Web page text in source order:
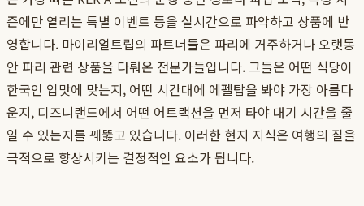
즌에만 열리는 특별 이벤트 등을 실시간으로 파악하고 상품에 반
영합니다. 마이리얼트립의 파트너들은 파리에 거주하거나 오랫동
안 파리 관련 상품을 다뤄온 전문가들입니다. 그들은 어떤 식당이
한국인 입맛에 맞는지, 어떤 시간대에 에펠탑을 봐야 가장 아름다
운지, 디즈니랜드에서 어떤 어트랙션을 먼저 타야 대기 시간을 줄
일 수 있는지를 꿰뚫고 있습니다. 이러한 현지 지식은 여행의 질을
극적으로 향상시키는 결정적인 요소가 됩니다.